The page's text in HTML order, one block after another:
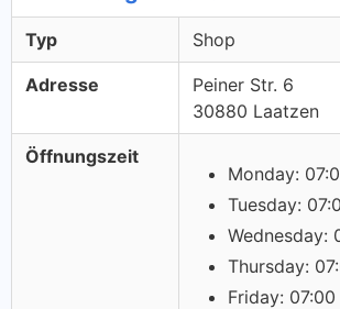
Typ Shop
Adresse
Peiner Str. 6
30880 Laatzen
Öffnungszeit
Monday:
Tuesday:
Wednesday:
Thursday:
Friday: